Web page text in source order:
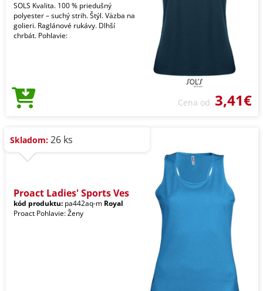
SOLS Kvalita. 100 % priedušný
polyester – suchý strih. Štýl. Väzba na
golieri. Raglánové rukávy. Dlhší
chrbát. Pohlavie:
Cena od 3,41€
Skladom: 26 ks
Proact Ladies' Sports Ves
kód produktu: pa442aq-m Royal
Proact Pohlavie: Ženy